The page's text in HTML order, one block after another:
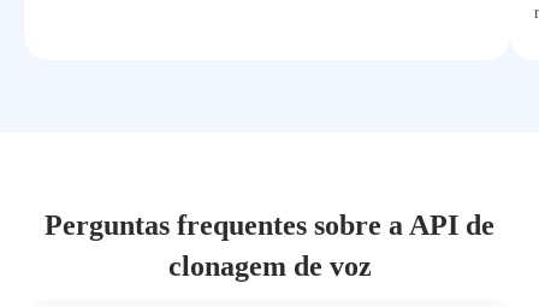
Perguntas frequentes sobre a API de
clonagem de voz